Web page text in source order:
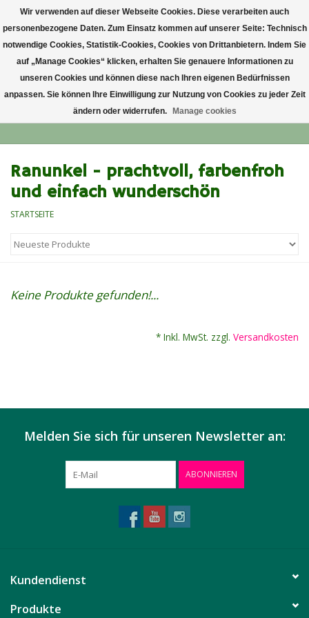
Startseite
Lieblingsblumen
Alle Blumensträuße
Ranunkel - prachtvoll, farbenfroh
und einfach wunderschön
STARTSEITE
Keine Produkte gefunden!...
* Inkl. MwSt. zzgl. Versandkosten
Melden Sie sich für unseren Newsletter an:
ABONNIEREN
Kundendienst
Produkte
Wir verwenden auf dieser Webseite Cookies. Diese verarbeiten auch
personenbezogene Daten. Zum Einsatz kommen auf unserer Seite: Technisch
notwendige Cookies, Statistik-Cookies, Cookies von Drittanbietern. Indem Sie
auf „Manage Cookies“ klicken, erhalten Sie genauere Informationen zu
unseren Cookies und können diese nach Ihren eigenen Bedürfnissen
anpassen. Sie können Ihre Einwilligung zur Nutzung von Cookies zu jeder Zeit
ändern oder widerrufen.
Manage cookies